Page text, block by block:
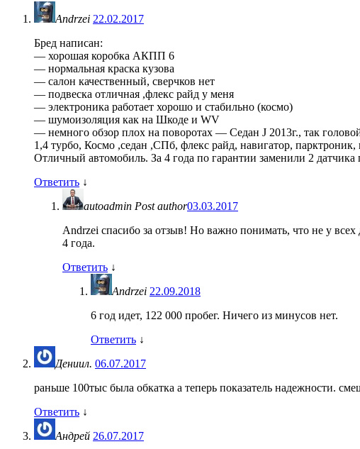
Andrzei 22.02.2017
Бред написан:
— хорошая коробка АКПП 6
— нормальная краска кузова
— салон качественный, сверчков нет
— подвеска отличная ,флекс райд у меня
— электроника работает хорошо и стабильно (космо)
— шумоизоляция как на Шкоде и WV
— немного обзор плох на поворотах — Седан J 2013г., так
1,4 турбо, Космо ,седан ,СПб, флекс райд, навигатор,
Отличный автомобиль. За 4 года по гарантии заменили 2 датчика
Ответить ↓
autoadmin Post author03.03.2017
Andrzei спасибо за отзыв! Но важно понимать, что не у
4 года.
Ответить ↓
Andrzei 22.09.2018
6 год идет, 122 000 пробег. Ничего из минусов нет.
Ответить ↓
Дениил. 06.07.2017
раньше 100тыс была обкатка а теперь показатель надежности.
Ответить ↓
Андрей 26.07.2017